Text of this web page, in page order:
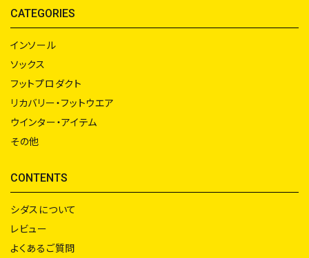
CATEGORIES
インソール
ソックス
フットプロダクト
リカバリー・フットウエア
ウインター・アイテム
その他
CONTENTS
シダスについて
レビュー
よくあるご質問